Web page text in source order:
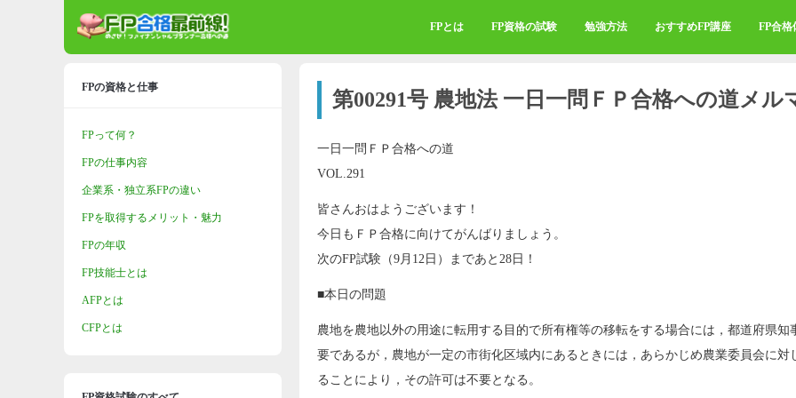
FPとは FP資格の試験 勉強方法 おすすめFP講座 FP合格
第00291号 農地法 一日一問ＦＰ合格への道メル
一日一問ＦＰ合格への道
VOL.291
皆さんおはようございます！
今日もＦＰ合格に向けてがんばりましょう。
次のFP試験（9月12日）まであと28日！
■本日の問題
農地を農地以外の用途に転用する目的で所有権等の移転をする場合には，都道府県知
要であるが，農地が一定の市街化区域内にあるときには，あらかじめ農業委員会に対
ることにより，その許可は不要となる。
FPの資格と仕事
FPって何？
FPの仕事内容
企業系・独立系FPの違い
FPを取得するメリット・魅力
FPの年収
FP技能士とは
AFPとは
CFPとは